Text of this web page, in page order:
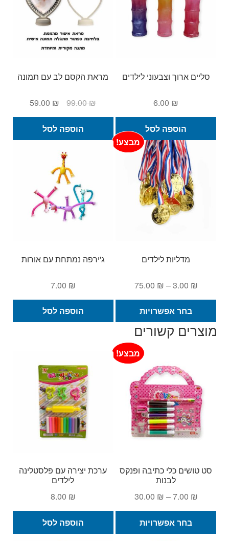
סליים ארוך וצבעוני לילדים
6.00 ₪
הוספה לסל
מראת הקסם לב עם תמונה
99.00₪
המחיר
המקורי
היה:
99.00 ₪.
59.00 ₪
המחיר
הנוכחי
59.00 ₪.
הוספה לסל
מדליות לילדים
מבצע!
3.00 ₪
–
75.00 ₪
טווח
מחירים:
עד
בחר אפשרויות
מספר
סוגים.
האפשרויות
ג'ירפה נמתחת עם אורות
7.00 ₪
הוספה לסל
מוצרים קשורים
סט טושים כלי כתיבה ופנקס
לבנות
מבצע!
7.00 ₪
–
30.00 ₪
טווח
מחירים:
עד
בחר אפשרויות
ערכת יצירה עם פלסטלינה
לילדים
8.00 ₪
הוספה לסל